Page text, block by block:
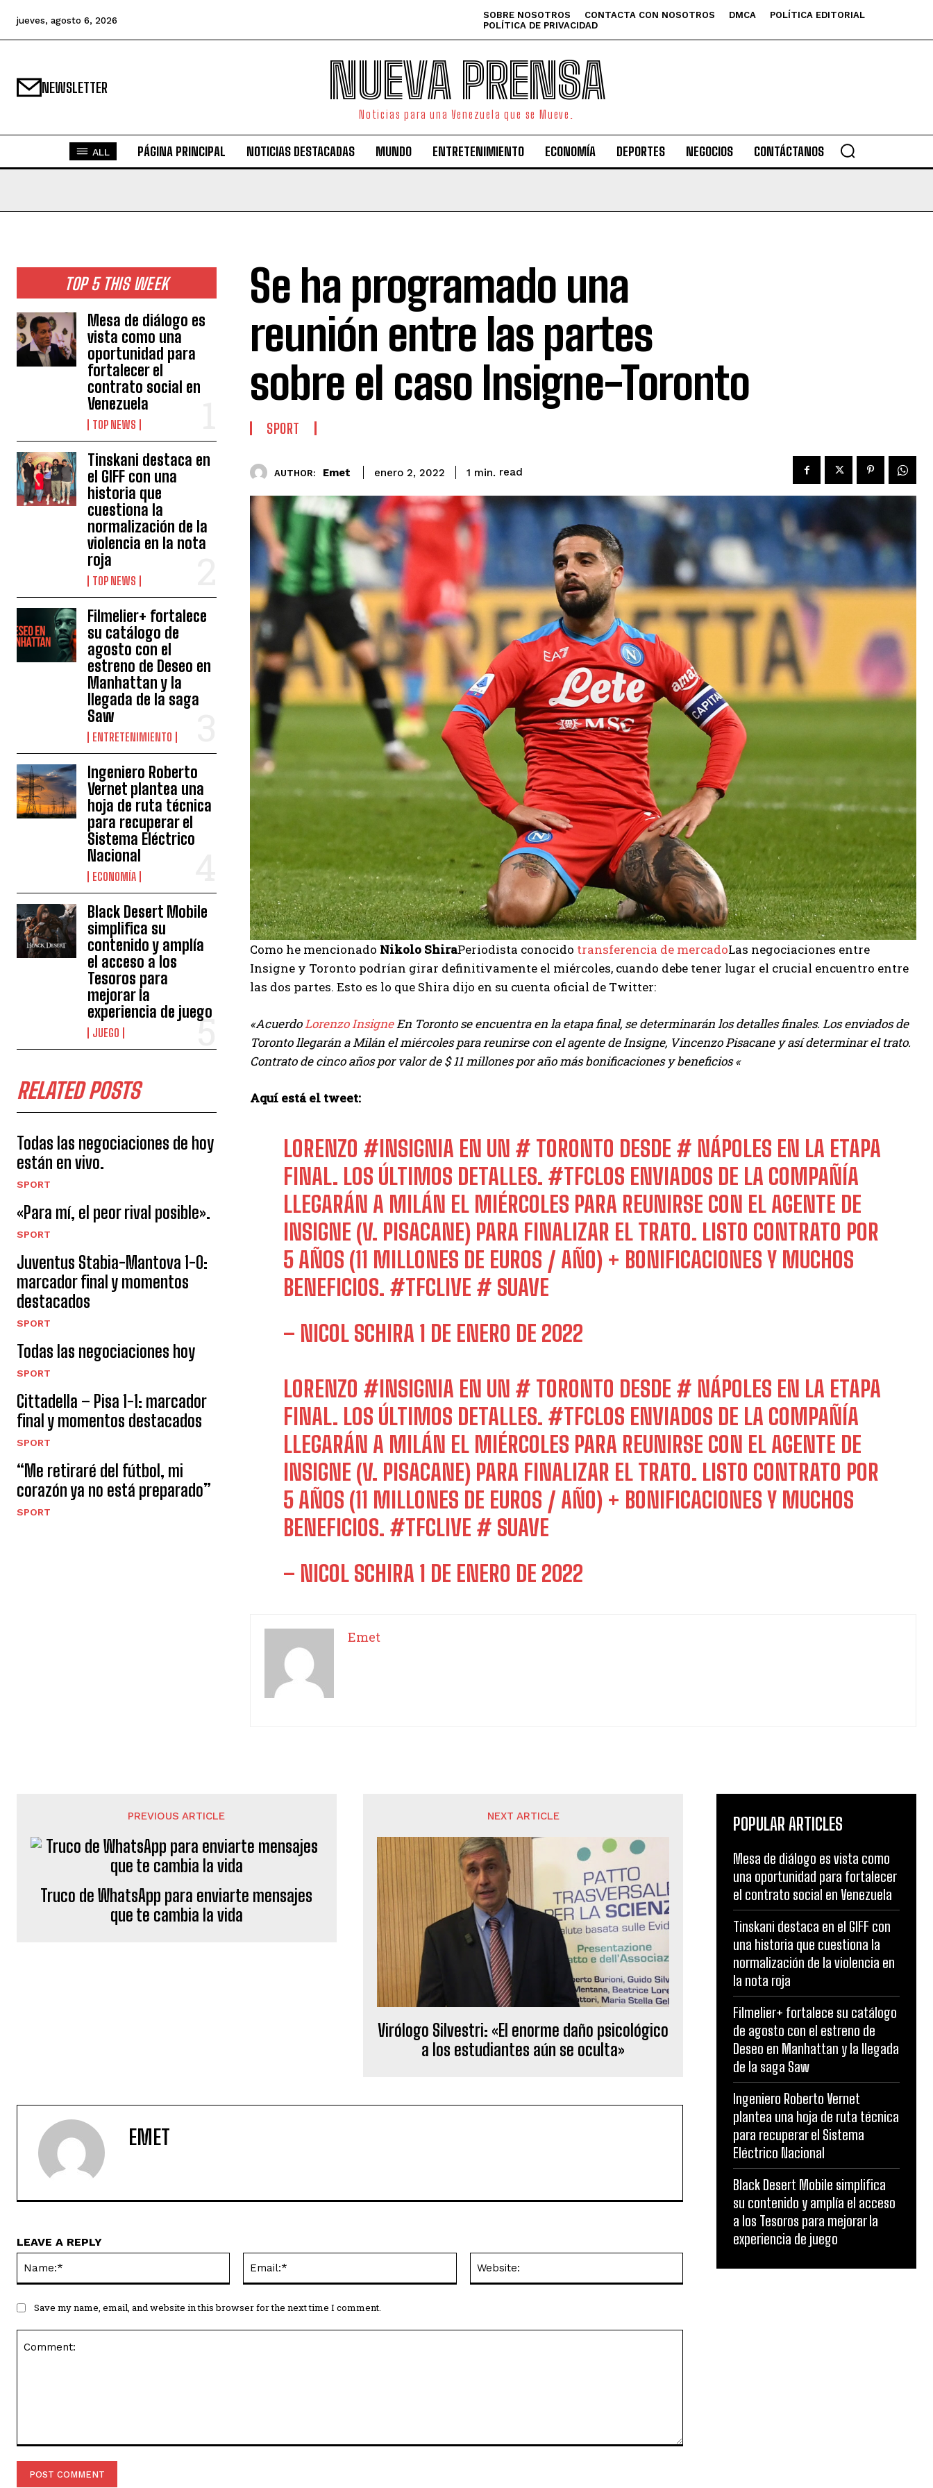
I've read and accept thePrivacy Policy.
Emet
jueves, agosto 6, 2026 SOBRE NOSOTROS CONTACTA CON NOSOTROS DMCA
POLÍTICA EDITORIAL
POLÍTICA DE PRIVACIDAD
NEWSLETTER NUEVA PRENSA
Noticias para una Venezuela que se Mueve.
ALL PÁGINA PRINCIPAL NOTICIAS DESTACADAS MUNDO ENTRETENIMIENTO ECONOMÍA DEPORTES NEGOCIOS CONTÁCTANOS
TOP 5 THIS WEEK
Mesa de diálogo es
vista como una
oportunidad para
fortalecer el
contrato social en
Venezuela
TOP NEWS
Tinskani destaca en
el GIFF con una
historia que
cuestiona la
normalización de la
violencia en la nota
roja
TOP NEWS
Filmelier+ fortalece
su catálogo de
agosto con el
estreno de Deseo en
Manhattan y la
llegada de la saga
Saw
ENTRETENIMIENTO
Ingeniero Roberto
Vernet plantea una
hoja de ruta técnica
para recuperar el
Sistema Eléctrico
Nacional
ECONOMÍA
Black Desert Mobile
simplifica su
contenido y amplía
el acceso a los
Tesoros para
mejorar la
experiencia de juego
JUEGO
RELATED POSTS
Todas las negociaciones de hoy
están en vivo.
SPORT
«Para mí, el peor rival posible».
SPORT
Juventus Stabia-Mantova 1-0:
marcador final y momentos
destacados
SPORT
Todas las negociaciones hoy
SPORT
Cittadella – Pisa 1-1: marcador
final y momentos destacados
SPORT
“Me retiraré del fútbol, ​​mi
corazón ya no está preparado”
SPORT
Se ha programado una
reunión entre las partes
sobre el caso Insigne-Toronto
SPORT
AUTHOR: Emet enero 2, 2022 1 min. read
Como he mencionado Nikolo ShiraPeriodista conocido transferencia de mercadoLas negociaciones entre
Insigne y Toronto podrían girar definitivamente el miércoles, cuando debe tener lugar el crucial encuentro entre
las dos partes. Esto es lo que Shira dijo en su cuenta oficial de Twitter:
«AcuerdoLorenzo InsigneEn Toronto se encuentra en la etapa final, se determinarán los detalles finales. Los enviados de
Toronto llegarán a Milán el miércoles para reunirse con el agente de Insigne, Vincenzo Pisacane y así determinar el trato.
Contrato de cinco años por valor de $ 11 millones por año más bonificaciones y beneficios «
Aquí está el tweet:
LORENZO #INSIGNIA EN UN # TORONTO DESDE # NÁPOLES EN LA ETAPA
FINAL. LOS ÚLTIMOS DETALLES. #TFCLOS ENVIADOS DE LA COMPAÑÍA
LLEGARÁN A MILÁN EL MIÉRCOLES PARA REUNIRSE CON EL AGENTE DE
INSIGNE (V. PISACANE) PARA FINALIZAR EL TRATO. LISTO CONTRATO POR
5 AÑOS (11 MILLONES DE EUROS / AÑO) + BONIFICACIONES Y MUCHOS
BENEFICIOS. #TFCLIVE # SUAVE
– NICOL SCHIRA 1 DE ENERO DE 2022
LORENZO #INSIGNIA EN UN # TORONTO DESDE # NÁPOLES EN LA ETAPA
FINAL. LOS ÚLTIMOS DETALLES. #TFCLOS ENVIADOS DE LA COMPAÑÍA
LLEGARÁN A MILÁN EL MIÉRCOLES PARA REUNIRSE CON EL AGENTE DE
INSIGNE (V. PISACANE) PARA FINALIZAR EL TRATO. LISTO CONTRATO POR
5 AÑOS (11 MILLONES DE EUROS / AÑO) + BONIFICACIONES Y MUCHOS
BENEFICIOS. #TFCLIVE # SUAVE
– NICOL SCHIRA 1 DE ENERO DE 2022
Emet
PREVIOUS ARTICLE
Truco de WhatsApp para enviarte mensajes
que te cambia la vida
NEXT ARTICLE
Virólogo Silvestri: «El enorme daño psicológico
a los estudiantes aún se oculta»
EMET
LEAVE A REPLY
Save my name, email, and website in this browser for the next time I comment.
POPULAR ARTICLES
Mesa de diálogo es vista como
una oportunidad para fortalecer
el contrato social en Venezuela
Tinskani destaca en el GIFF con
una historia que cuestiona la
normalización de la violencia en
la nota roja
Filmelier+ fortalece su catálogo
de agosto con el estreno de
Deseo en Manhattan y la llegada
de la saga Saw
Ingeniero Roberto Vernet
plantea una hoja de ruta técnica
para recuperar el Sistema
Eléctrico Nacional
Black Desert Mobile simplifica
su contenido y amplía el acceso
a los Tesoros para mejorar la
experiencia de juego